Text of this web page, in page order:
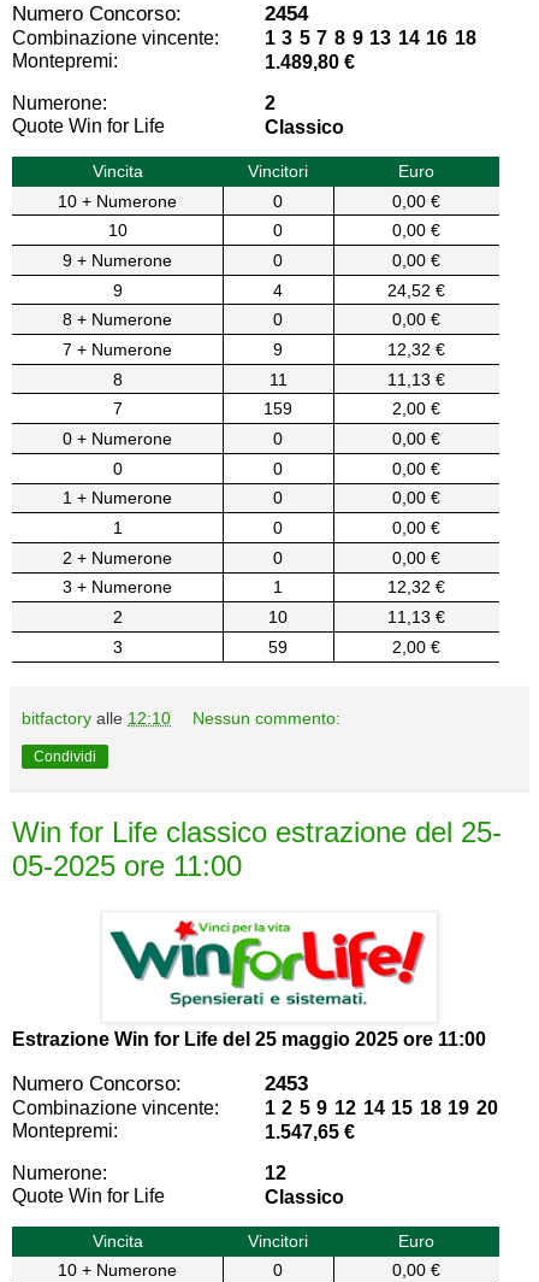
Numero Concorso: 2454
Combinazione vincente:
1 3 5 7 8 9 13 14 16 18
Montepremi:
1.489,80 €
Numerone:
2
Quote Win for Life
Classico
Vincita Vincitori
Euro
10 + Numerone
0
0,00 €
10
0
0,00 €
9 + Numerone
0
0,00 €
9
4
24,52 €
8 + Numerone
0
0,00 €
7 + Numerone
9
12,32 €
8
11
11,13 €
7
159
2,00 €
0 + Numerone
0
0,00 €
0
0
0,00 €
1 + Numerone
0
0,00 €
1
0
0,00 €
2 + Numerone
0
0,00 €
3 + Numerone
1
12,32 €
2
10
11,13 €
3
59 2,00 €
bitfactory alle 12:10 Nessun commento:
Condividi
Win for Life classico estrazione del 25-
05-2025 ore 11:00
Estrazione Win for Life del 25 maggio 2025 ore 11:00
Numero Concorso: 2453
Combinazione vincente:
1 2 5 9 12 14 15 18 19 20
Montepremi:
1.547,65 €
Numerone:
12
Quote Win for Life
Classico
Vincita Vincitori
Euro
10 + Numerone
0
0,00 €